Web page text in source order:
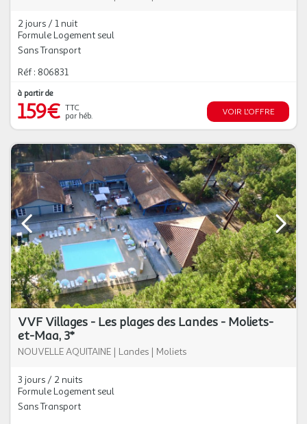
2 jours / 1 nuit
Formule Logement seul
Sans Transport
Réf : 806831
à partir de
159€ TTC
par héb.
VOIR L'OFFRE
VVF Villages - Les plages des Landes - Moliets-
et-Maa, 3*
NOUVELLE AQUITAINE | Landes | Moliets
3 jours / 2 nuits
Formule Logement seul
Sans Transport